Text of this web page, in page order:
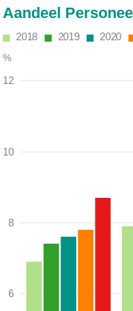
Aandeel
%
2018 2019 2020
6
8
10
12